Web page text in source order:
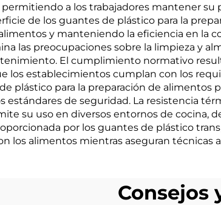
permitiendo a los trabajadores mantener
de los guantes de plástico para la
y manteniendo la eficiencia en la
las preocupaciones sobre la limpieza y
El cumplimiento normativo
los establecimientos cumplan con los
plástico para la preparación de
de seguridad. La resistencia
su uso en diversos entornos de cocina,
por los guantes de plástico
los alimentos mientras aseguran técnicas
Consejos